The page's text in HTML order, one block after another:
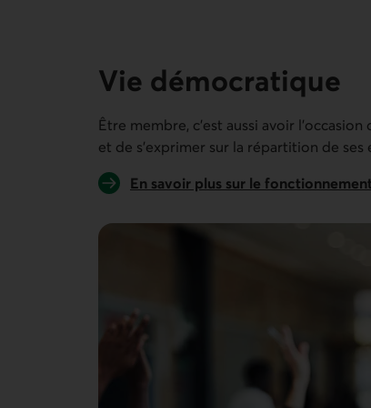
Vie démocratique
Être membre, c’est aussi avoir
et de s'exprimer sur la répartition de ses
En savoir plus sur le